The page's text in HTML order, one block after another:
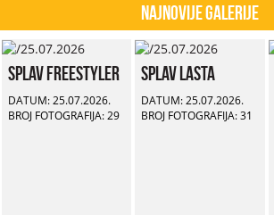
Najnovije Galerije
Splav Freestyler
DATUM: 25.07.2026.
BROJ FOTOGRAFIJA: 29
Splav Lasta
DATUM: 25.07.2026.
BROJ FOTOGRAFIJA: 31